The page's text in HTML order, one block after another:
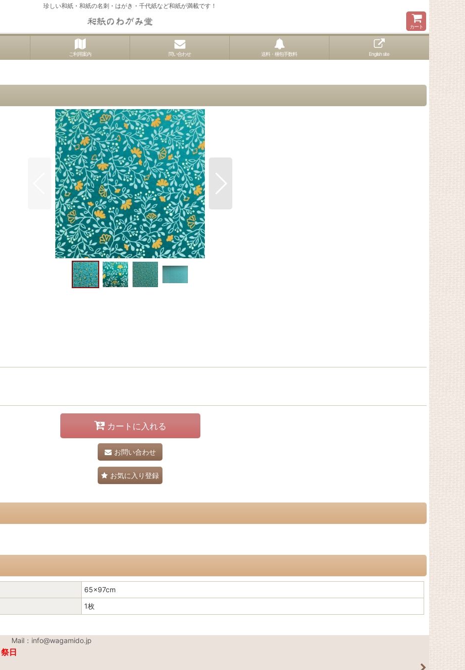
珍しい和紙・和紙の名刺・はがき・千代紙など和紙が満載です！
カート
ご利用案内 問い合わせ 送料・梱包手数料 English site
カートに入れる
お問い合わせ
お気に入り登録
65×97cm
1枚
：info@wagamido.jp
日